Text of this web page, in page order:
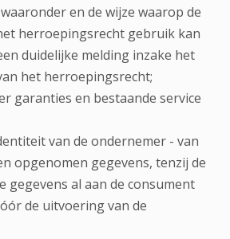
en de wijze waarop de
herroepingsrecht gebruik kan
duidelijke melding inzake het
het herroepingsrecht;
garanties en bestaande service
van de ondernemer - van
opgenomen gegevens, tenzij de
gegevens al aan de consument
de uitvoering van de